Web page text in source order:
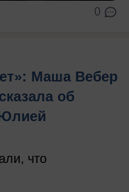
0
Маша Вебер
об
что